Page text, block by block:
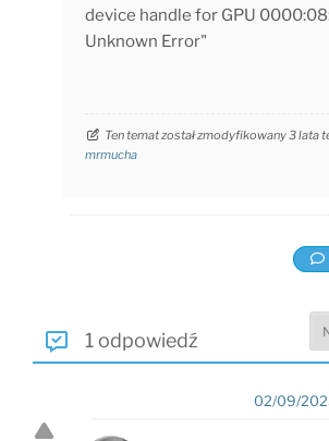
device handle for GPU
Unknown Error"
Ten temat został zmodyfikowany 3 lata
mrmucha
1 odpowiedź
02/09/